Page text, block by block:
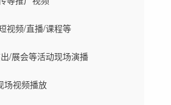
视频/直播/课程等
/展会等活动现场演播
场视频播放